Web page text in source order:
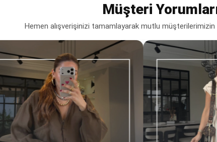
Müşteri
Hemen alışverişinizi tamamlayarak mutlu müşterilerimizin